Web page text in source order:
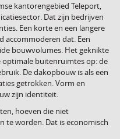
kantorengebied Teleport,
Dat zijn bedrijven
Een korte en een langere
accommoderen dat. Een
bouwvolumes. Het geknikte
buitenruimtes op: de
De dakopbouw is als een
getrokken. Vorm en
zijn identiteit.
hoeven die niet
te worden. Dat is economisch